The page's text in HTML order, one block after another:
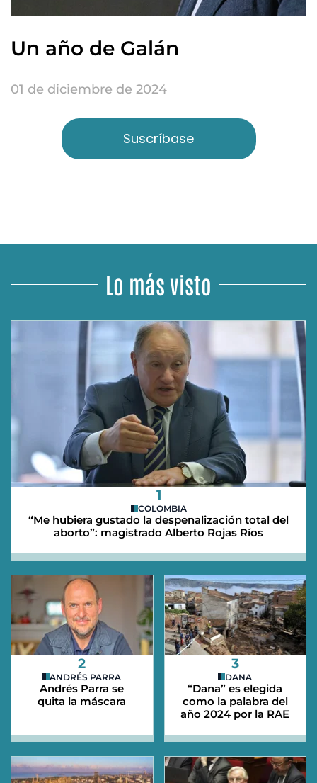
Un año de Galán
01 de diciembre de 2024
Suscríbase
Lo más visto
1
COLOMBIA
“Me hubiera gustado la despenalización total del
aborto”: magistrado Alberto Rojas Ríos
2
ANDRÉS PARRA
Andrés Parra se
quita la máscara
3
DANA
“Dana” es elegida
como la palabra del
año 2024 por la RAE